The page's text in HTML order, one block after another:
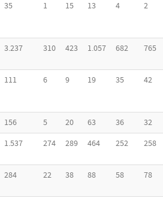
35 1 15 13 4 2
3.237 310 423 1.057 682 765
111 6 9 19 35 42
156 5 20 63 36
32
1.537 274 289 464 252 258
284 22 38 88 58 78